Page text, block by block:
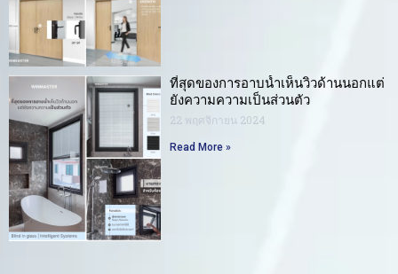
ที่สุดของการอาบน้ำเห็นวิวด้านนอกแต่
ยังความความเป็นส่วนตัว
22 พฤศจิกายน 2024
Read More »